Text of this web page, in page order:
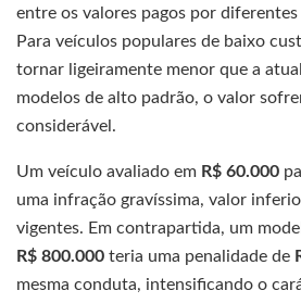
entre os valores pagos por
Para veículos populares de baixo
tornar ligeiramente menor que a
modelos de alto padrão, o valor
considerável.
Um veículo avaliado em R$ 60.000
uma infração gravíssima, valor
vigentes. Em contrapartida, um
R$ 800.000 teria uma penalidade de
mesma conduta, intensificando o